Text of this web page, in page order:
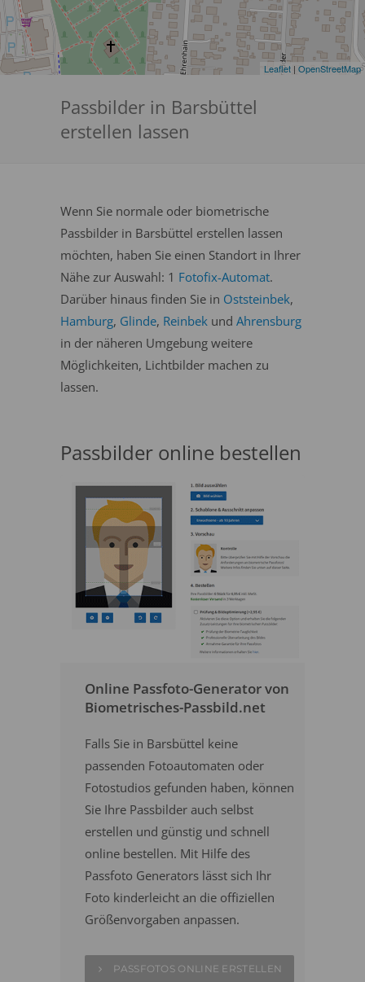
Leaflet | OpenStreetMap
Passbilder in Barsbüttel
erstellen lassen
Wenn Sie normale oder biometrische
Passbilder in Barsbüttel erstellen lassen
möchten, haben Sie einen Standort in Ihrer
Nähe zur Auswahl: 1 Fotofix-Automat.
Darüber hinaus finden Sie in Oststeinbek,
Hamburg, Glinde, Reinbek und Ahrensburg
in der näheren Umgebung weitere
Möglichkeiten, Lichtbilder machen zu
lassen.
Passbilder online bestellen
Online Passfoto-Generator von
Biometrisches-Passbild.net
Falls Sie in Barsbüttel keine
passenden Fotoautomaten oder
Fotostudios gefunden haben, können
Sie Ihre Passbilder auch selbst
erstellen und günstig und schnell
online bestellen. Mit Hilfe des
Passfoto Generators lässt sich Ihr
Foto kinderleicht an die offiziellen
Größenvorgaben anpassen.
PASSFOTOS ONLINE ERSTELLEN